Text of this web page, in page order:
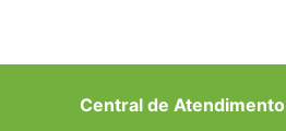
Central de Atendimento